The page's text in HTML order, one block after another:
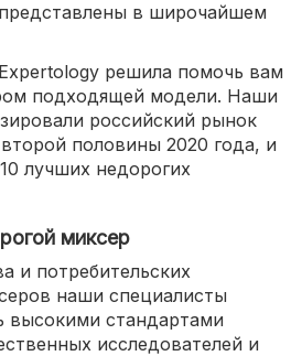
в широчайшем
решила помочь вам
подходящей модели. Наши
российский рынок
половины 2020 года, и
лучших недорогих
миксер
и потребительских
наши специалисты
высокими стандартами
исследователей и